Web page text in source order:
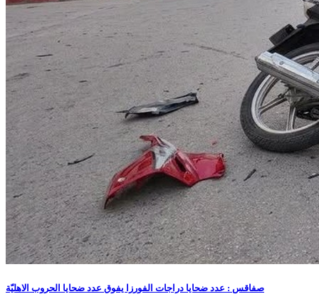
صفاقس : عدد ضحايا دراجات الفورزا يفوق عدد ضحايا الحروب الاهليّة